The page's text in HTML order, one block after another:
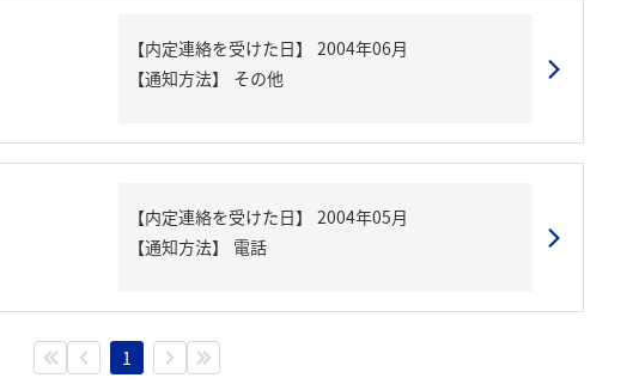
【内定連絡を受けた日】
2004年06月
【通知方法】
その他
【内定連絡を受けた日】
2004年05月
【通知方法】
電話
1